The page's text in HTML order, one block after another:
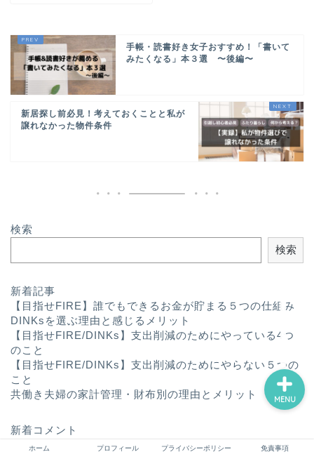
手帳・読書好き女子おすすめ！「書いて
みたくなる」本３選 〜後編〜
新居探し前必見！考えておくことと私が
譲れなかった物件条件
検索
検索
新着記事
【目指せFIRE】誰でもできるお金が貯まる５つの仕組み
DINKsを選ぶ理由と感じるメリット
【目指せFIRE/DINKs】支出削減のためにやっている4つ
のこと
【目指せFIRE/DINKs】支出削減のためにやらない５つの
こと
共働き夫婦の家計管理・財布別の理由とメリット
新着コメント
表示できるコメントはありません。
ホーム プロフィール プライバシーポリシー 免責事項
MENU
ライフハック
ふたり暮らし